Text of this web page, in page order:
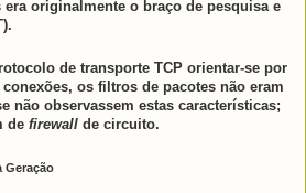
era originalmente o braço de pesquisa e
de transporte TCP orientar-se por
os filtros de pacotes não eram
não observassem estas características;
de firewall de circuito.
Geração